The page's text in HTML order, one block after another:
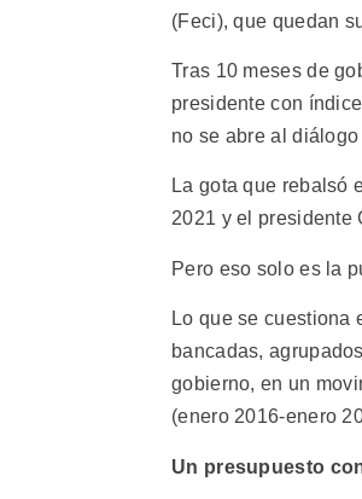
(Feci), que quedan
Tras 10 meses de
presidente con
no se abre al
La gota que rebalsó
2021 y el presidente
Pero eso solo es la
Lo que se cuestiona
bancadas,
gobierno, en un
(enero 2016-enero
Un presupuesto